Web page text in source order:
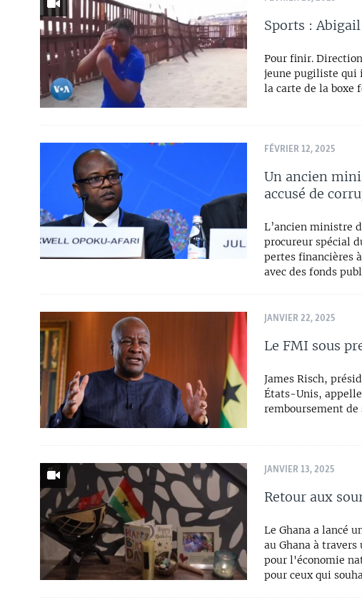
Sports :
Pour finir.
jeune pugiliste qui
la carte de la boxe
FÉVRIER 12, 2025
Un ancien
accusé de
L’ancien ministre
procureur spécial
pertes financières
avec des fonds
JANVIER 22, 2025
Le FMI sous
James Risch,
États-Unis,
remboursement de
JANVIER 13, 2025
Retour aux
Le Ghana a lancé
au Ghana à
pour l'économie
pour ceux qui